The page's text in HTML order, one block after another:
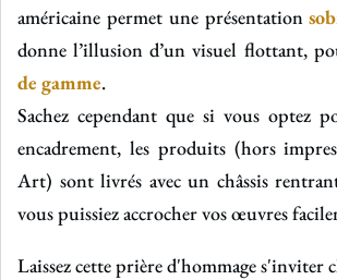
américaine permet une présentation
donne l’illusion d’un visuel flottant,
de gamme.
Sachez cependant que si vous optez
encadrement, les produits (hors
Art) sont livrés avec un châssis
vous puissiez accrocher vos œuvres
Laissez cette prière d'hommage s'inviter